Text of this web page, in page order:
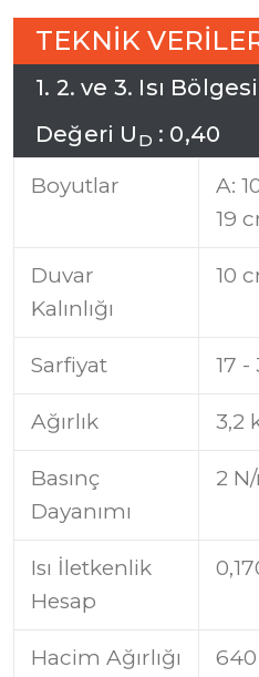
TEKNİK VERİLE
1. 2. ve 3. Isı Bölgesi
Değeri U D : 0,40
Boyutlar
A:
19
Duvar
Kalınlığı
10
Sarfiyat 17 -
Ağırlık 3,2
Basınç
Dayanımı
2
Isı İletkenlik
Hesap
Hacim Ağırlığı